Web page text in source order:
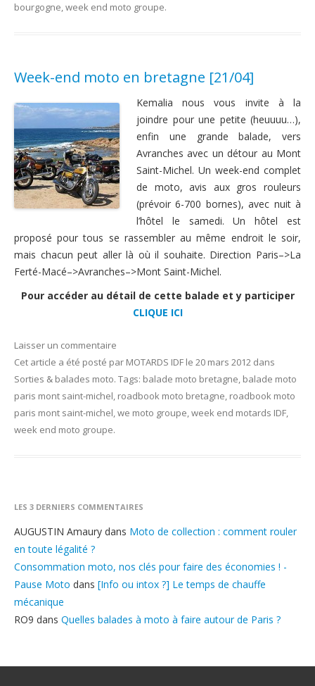
bourgogne,week end moto groupe.
Week-end moto en bretagne [21/04]
Kemalia nous vous invite à la
joindre pour une petite (heuuuu…),
enfin une grande balade, vers
Avranches avec un détour au Mont
Saint-Michel. Un week-end complet
de moto, avis aux gros rouleurs
(prévoir 6-700 bornes), avec nuit à
l’hôtel le samedi. Un hôtel est
proposé pour tous se rassembler au même endroit le soir,
mais chacun peut aller là où il souhaite. Direction Paris–>La
Ferté-Macé–>Avranches–>Mont Saint-Michel.
Pour accéder au détail de cette balade et y participer
CLIQUE ICI
Laisser un commentaire
Cet article a été posté par MOTARDS IDF le 20 mars 2012 dans
Sorties & balades moto. Tags: balade moto bretagne, balade moto
paris mont saint-michel, roadbook moto bretagne, roadbook moto
paris mont saint-michel,we moto groupe,week end motards IDF,
week end moto groupe.
LES 3 DERNIERS COMMENTAIRES
AUGUSTIN Amaury dans Moto de collection : comment rouler
en toute légalité ?
Consommation moto, nos clés pour faire des économies ! -
Pause Moto dans [Info ou intox ?] Le temps de chauffe
mécanique
RO9 dans Quelles balades à moto à faire autour de Paris ?